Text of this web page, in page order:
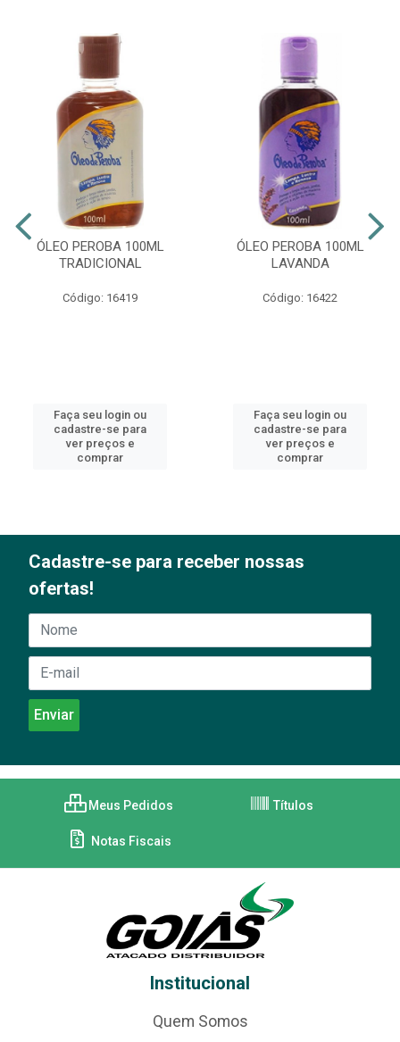
ÓLEO PEROBA 100ML
TRADICIONAL
Código: 16419
Faça seu login ou
cadastre-se para
ver preços e
comprar
ÓLEO PEROBA 100ML
LAVANDA
Código: 16422
Faça seu login ou
cadastre-se para
ver preços e
comprar
Cadastre-se para receber nossas
ofertas!
Meus Pedidos Títulos
Notas Fiscais
Institucional
Quem Somos